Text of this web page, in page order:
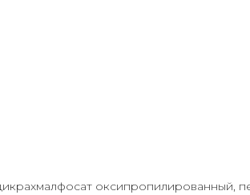
оксипропилированный,